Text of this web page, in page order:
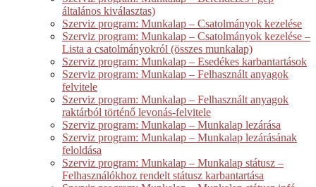
általános kiválasztas)
Szerviz program: Munkalap – Csatolmányok kezelése
Szerviz program: Munkalap – Csatolmányok kezelése –
Lista a csatolmányokról (összes munkalap)
Szerviz program: Munkalap – Esedékes karbantartások
Szerviz program: Munkalap – Felhasznált anyagok
felvitele
Szerviz program: Munkalap – Felhasznált anyagok
raktárból történő levonás-felvitele
Szerviz program: Munkalap – Munkalap lezárása
Szerviz program: Munkalap – Munkalap lezárásának
feloldása
Szerviz program: Munkalap – Munkalap státusz –
Felhasználókhoz rendelt státusz karbantartása